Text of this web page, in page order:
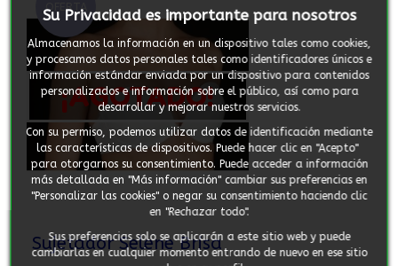
Su Privacidad es importante para nosotros
Almacenamos la información en un dispositivo tales como cookies,
y procesamos datos personales tales como identificadores únicos e
información estándar enviada por un dispositivo para contenidos
personalizados e información sobre el público, así como para
desarrollar y mejorar nuestros servicios.
Con su permiso, podemos utilizar datos de identificación mediante
las características de dispositivos. Puede hacer clic en "Acepto"
para otorgarnos su consentimiento. Puede acceder a información
más detallada en "Más información" cambiar sus preferencias en
"Personalizar las cookies" o negar su consentimiento haciendo clic
en "Rechazar todo".
Sus preferencias solo se aplicarán a este sitio web y puede
cambiarlas en cualquier momento entrando de nuevo en ese sitio
OFERTA
¡AGOTADO!
Sujetador Selene Brisa